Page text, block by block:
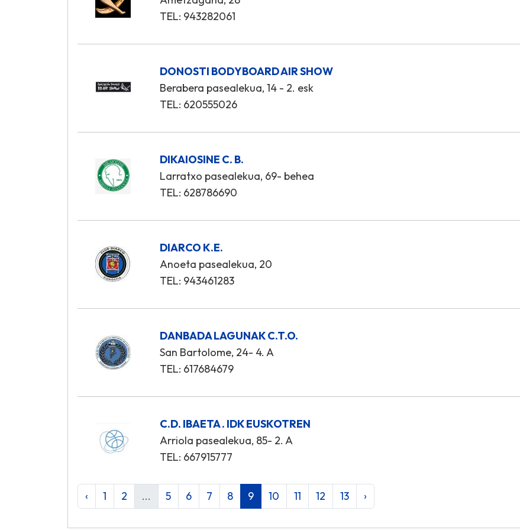
TEL: 943282061
DONOSTI BODYBOARD AIR SHOW
Berabera pasealekua, 14 - 2. esk
TEL: 620555026
DIKAIOSINE C. B.
Larratxo pasealekua, 69- behea
TEL: 628786690
DIARCO K.E.
Anoeta pasealekua, 20
TEL: 943461283
DANBADA LAGUNAK C.T.O.
San Bartolome, 24- 4. A
TEL: 617684679
C.D. IBAETA . IDK EUSKOTREN
Arriola pasealekua, 85- 2. A
TEL: 667915777
‹ 1 2 ... 5 6 7 8 9 10 11 12 13 ›